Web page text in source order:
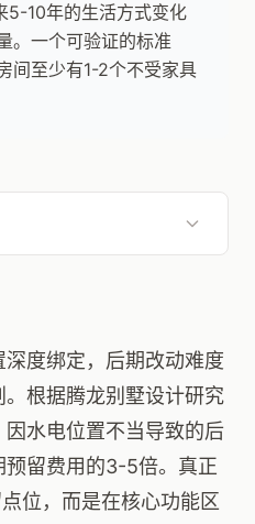
5-10年的生活方式变化
。一个可验证的标准
间至少有1-2个不受家具
度绑定，后期改动难度
根据腾龙别墅设计研究
水电位置不当导致的后
留费用的3-5倍。真正
位，而是在核心功能区